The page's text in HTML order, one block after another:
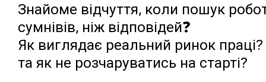
Знайоме відчуття, коли пошук
сумнівів, ніж відповідей❓
Як виглядає реальний ринок
та як не розчаруватись на старті?